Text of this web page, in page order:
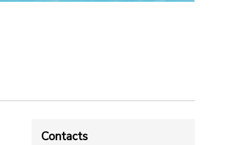
Contacts